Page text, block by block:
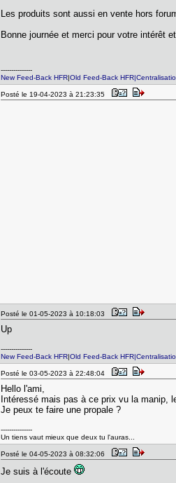
Les produits sont aussi en vente hors
Bonne journée et merci pour votre intérêt
---------------
New Feed-Back HFR|Old Feed-Back
Posté le 19-04-2023 à 21:23:35
Posté le 01-05-2023 à 10:18:03
Up
---------------
New Feed-Back HFR|Old Feed-Back
Posté le 03-05-2023 à 22:48:04
Hello l'ami,
Intéressé mais pas à ce prix vu la manip,
Je peux te faire une propale ?
---------------
Un tiens vaut mieux que deux tu l'auras...
Posté le 04-05-2023 à 08:32:06
Je suis à l'écoute